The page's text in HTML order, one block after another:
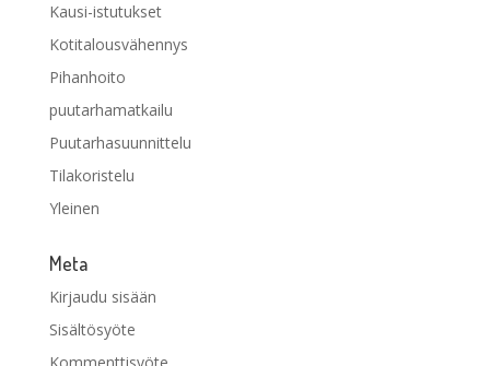
Kausi-istutukset
Kotitalousvähennys
Pihanhoito
puutarhamatkailu
Puutarhasuunnittelu
Tilakoristelu
Yleinen
Meta
Kirjaudu sisään
Sisältösyöte